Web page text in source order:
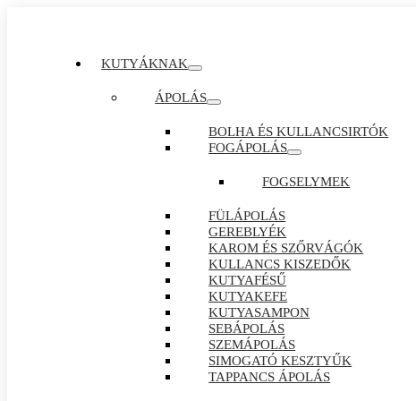
KUTYÁKNAK
ÁPOLÁS
BOLHA ÉS KULLANCSIRTÓK
FOGÁPOLÁS
FOGSELYMEK
FÜLÁPOLÁS
GEREBLYÉK
KAROM ÉS SZŐRVÁGÓK
KULLANCS KISZEDŐK
KUTYAFÉSŰ
KUTYAKEFE
KUTYASAMPON
SEBÁPOLÁS
SZEMÁPOLÁS
SIMOGATÓ KESZTYŰK
TAPPANCS ÁPOLÁS